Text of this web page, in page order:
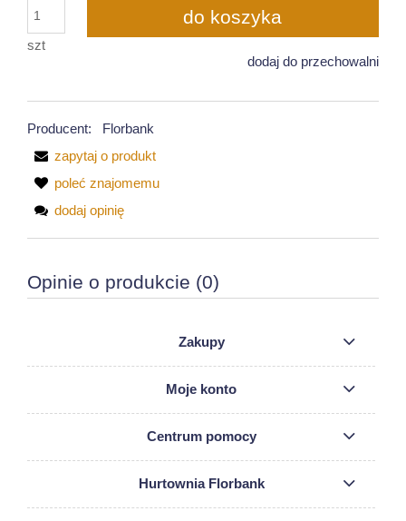
szt
do koszyka
dodaj do przechowalni
Producent:
Florbank
zapytaj o produkt
poleć znajomemu
dodaj opinię
Opinie o produkcie (0)
Zakupy
Moje konto
Centrum pomocy
Hurtownia Florbank